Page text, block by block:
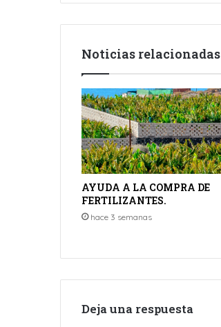
Noticias relacionadas
AYUDA A LA COMPRA DE
FERTILIZANTES.
hace 3 semanas
Deja una respuesta